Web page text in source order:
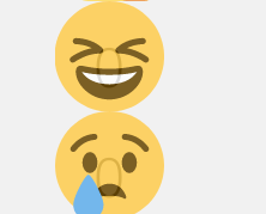
0
Дикий
смех!
0
Грусть :(